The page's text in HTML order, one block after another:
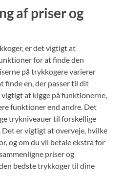
af priser og
er det vigtigt at
for at finde den
på trykkogere varierer
finde en, der passer til dit
at kigge på funktionerne,
funktioner end andre. Det
trykniveauer til forskellige
er vigtigt at overveje, hvilke
og om du vil betale ekstra for
priser og
bedste trykkoger til dine